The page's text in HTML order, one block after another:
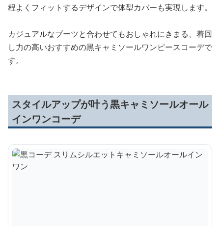
程よくフィットするデザインで体型カバーも実現します。
カジュアルなブーツと合わせてもおしゃれにきまる、着回
し力の高いおすすめの黒キャミソールワンピースコーデで
す。
スタイルアップが叶う黒キャミソールオール
インワンコーデ